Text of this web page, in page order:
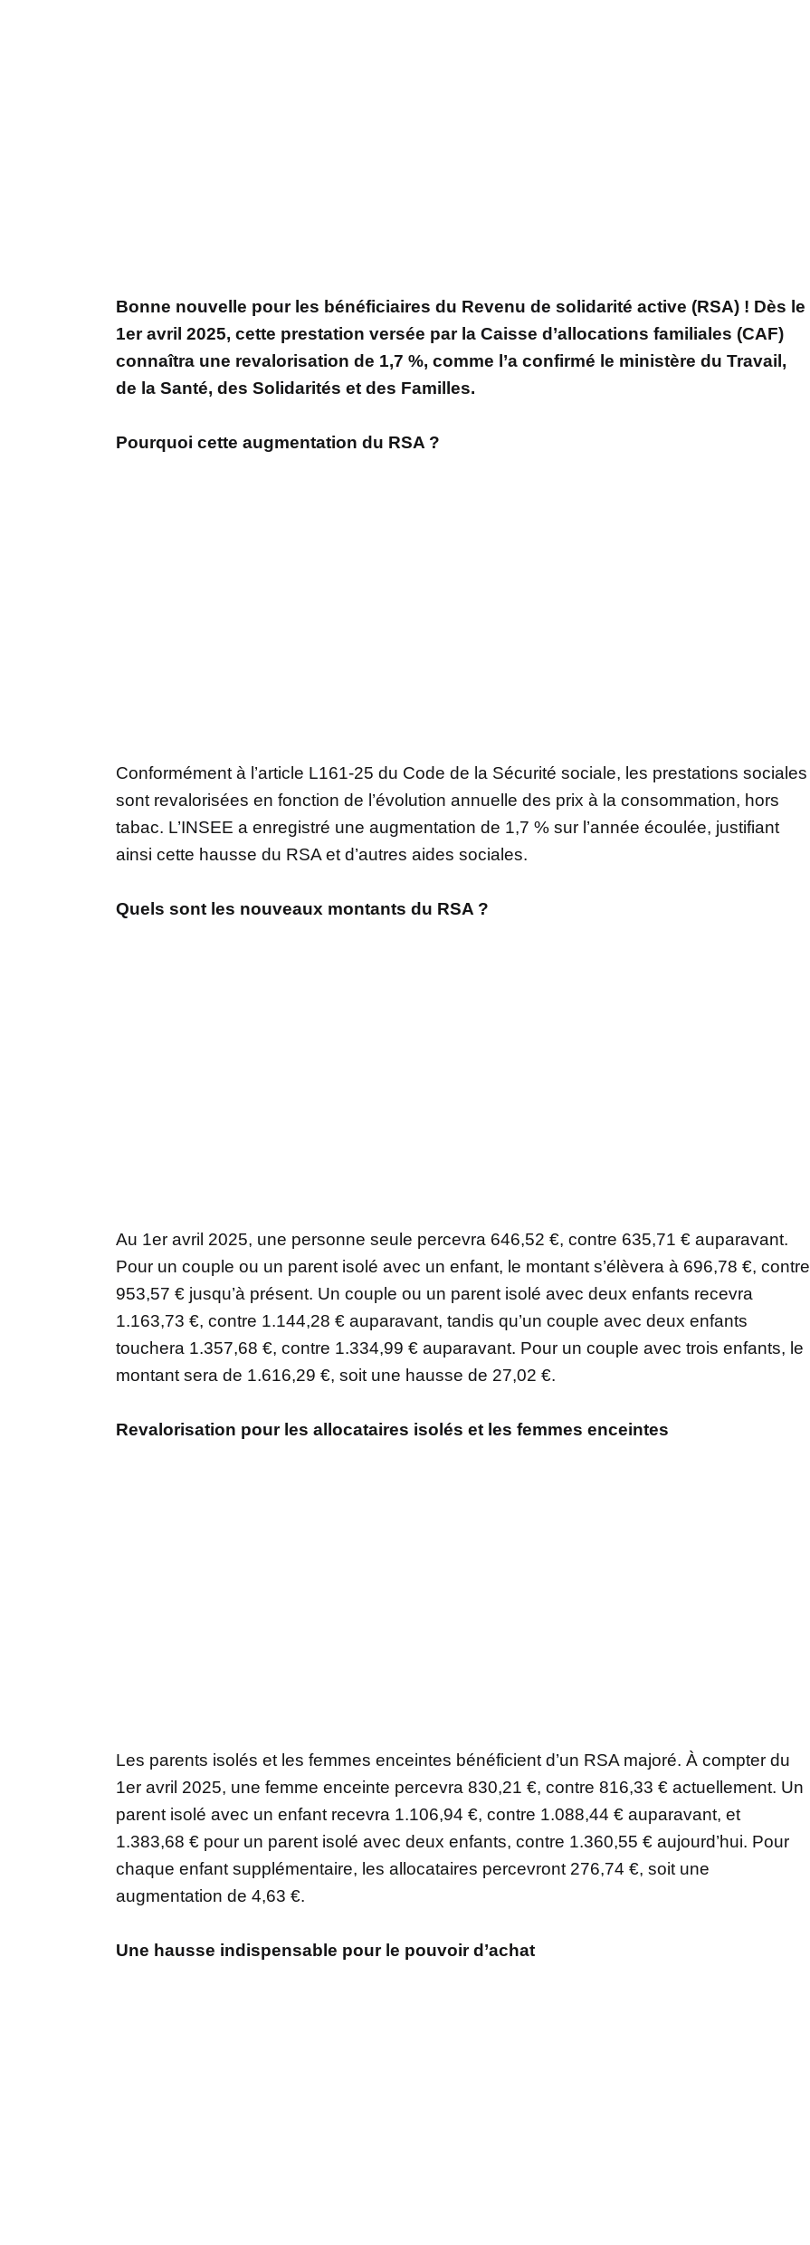
Bonne nouvelle pour les bénéficiaires du Revenu de solidarité active (RSA) ! Dès le
1er avril 2025, cette prestation versée par la Caisse d’allocations familiales (CAF)
connaîtra une revalorisation de 1,7 %, comme l’a confirmé le ministère du Travail,
de la Santé, des Solidarités et des Familles.
Pourquoi cette augmentation du RSA ?
Conformément à l’article L161-25 du Code de la Sécurité sociale, les prestations sociales
sont revalorisées en fonction de l’évolution annuelle des prix à la consommation, hors
tabac. L’INSEE a enregistré une augmentation de 1,7 % sur l’année écoulée, justifiant
ainsi cette hausse du RSA et d’autres aides sociales.
Quels sont les nouveaux montants du RSA ?
Au 1er avril 2025, une personne seule percevra 646,52 €, contre 635,71 € auparavant.
Pour un couple ou un parent isolé avec un enfant, le montant s’élèvera à 696,78 €, contre
953,57 € jusqu’à présent. Un couple ou un parent isolé avec deux enfants recevra
1.163,73 €, contre 1.144,28 € auparavant, tandis qu’un couple avec deux enfants
touchera 1.357,68 €, contre 1.334,99 € auparavant. Pour un couple avec trois enfants, le
montant sera de 1.616,29 €, soit une hausse de 27,02 €.
Revalorisation pour les allocataires isolés et les femmes enceintes
Les parents isolés et les femmes enceintes bénéficient d’un RSA majoré. À compter du
1er avril 2025, une femme enceinte percevra 830,21 €, contre 816,33 € actuellement. Un
parent isolé avec un enfant recevra 1.106,94 €, contre 1.088,44 € auparavant, et
1.383,68 € pour un parent isolé avec deux enfants, contre 1.360,55 € aujourd’hui. Pour
chaque enfant supplémentaire, les allocataires percevront 276,74 €, soit une
augmentation de 4,63 €.
Une hausse indispensable pour le pouvoir d’achat